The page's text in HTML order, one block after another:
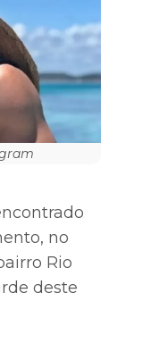
no
Rio
deste